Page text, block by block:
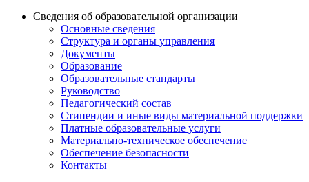
Сведения об образовательной организации
Основные сведения
Структура и органы управления
Документы
Образование
Образовательные стандарты
Руководство
Педагогический состав
Стипендии и иные виды материальной поддержки
Платные образовательные услуги
Материально-техническое обеспечение
Обеспечение безопасности
Контакты